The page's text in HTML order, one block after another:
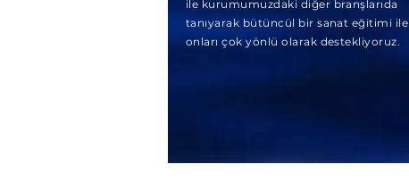
ile kurumumuzdaki diğer branşlarıda
tanıyarak bütüncül bir sanat eğitimi ile
onları çok yönlü olarak destekliyoruz.